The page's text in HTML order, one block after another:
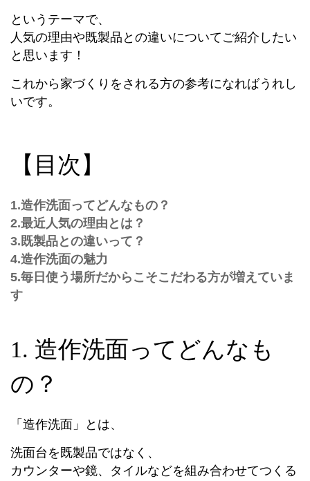
というテーマで、
人気の理由や既製品との違いについてご紹介したい
と思います！
これから家づくりをされる方の参考になればうれし
いです。
【目次】
1.造作洗面ってどんなもの？
2.最近人気の理由とは？
3.既製品との違いって？
4.造作洗面の魅力
5.毎日使う場所だからこそこだわる方が増えていま
す
1. 造作洗面ってどんなも
の？
「造作洗面」とは、
洗面台を既製品ではなく、
カウンターや鏡、タイルなどを組み合わせてつくる